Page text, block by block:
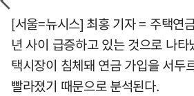
[서울=뉴시스] 최홍 기자 = 주택연
년 사이 급증하고 있는 것으로 나
택시장이 침체돼 연금 가입을 서두
빨라졌기 때문으로 분석된다.